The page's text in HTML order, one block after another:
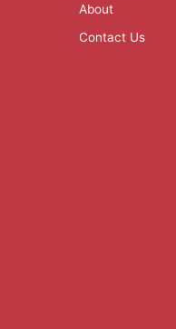
About
Contact Us